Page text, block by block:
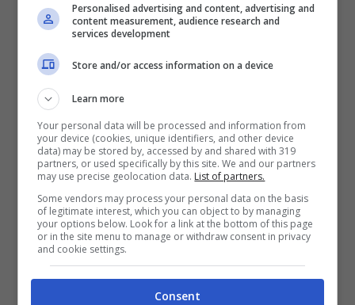
Personalised advertising and content, advertising and
content measurement, audience research and
services development
Store and/or access information on a device
Learn more
Your personal data will be processed and information from
your device (cookies, unique identifiers, and other device
data) may be stored by, accessed by and shared with 319
partners, or used specifically by this site. We and our partners
may use precise geolocation data. List of partners.
Some vendors may process your personal data on the basis
of legitimate interest, which you can object to by managing
your options below. Look for a link at the bottom of this page
or in the site menu to manage or withdraw consent in privacy
and cookie settings.
Consent